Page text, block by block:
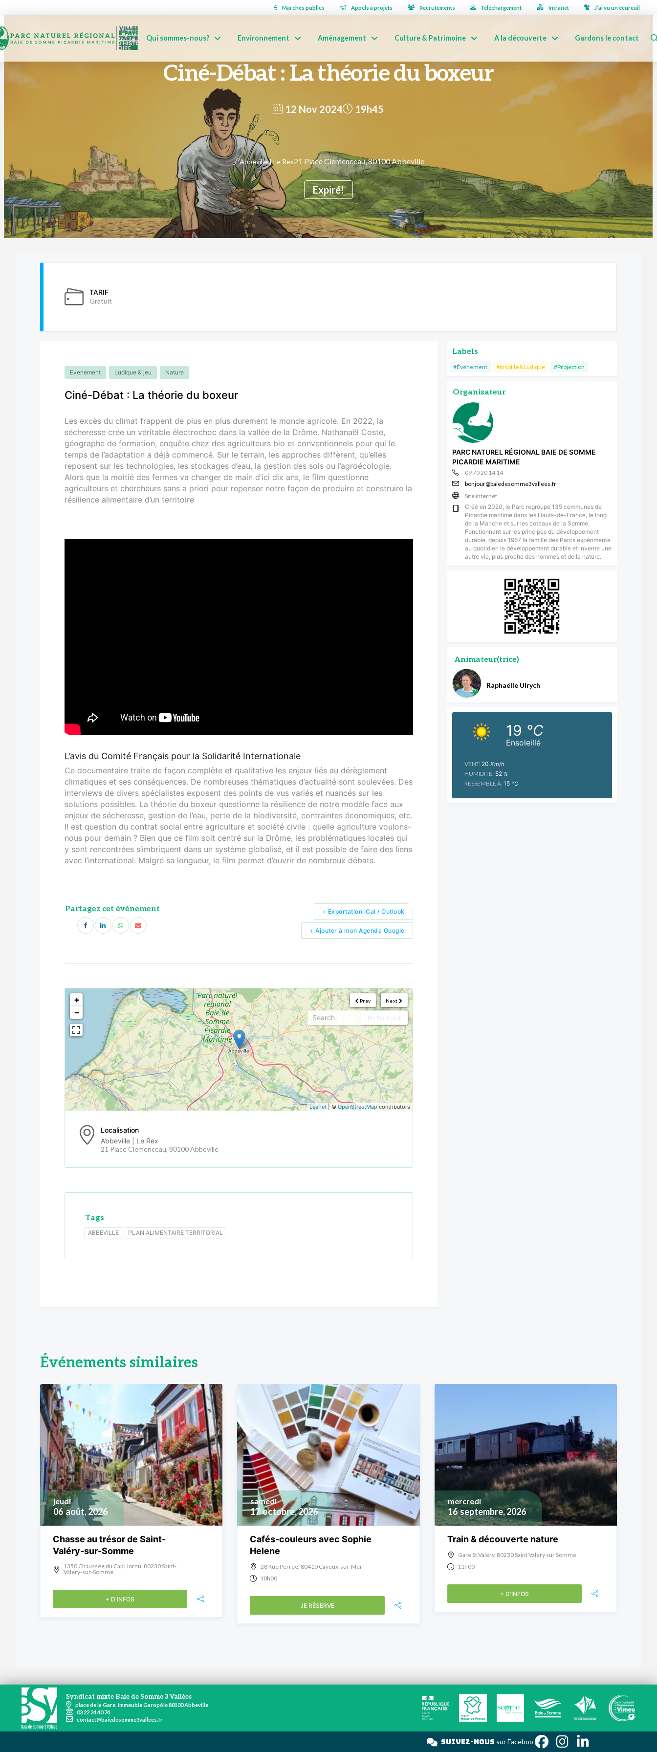
Marchés publics Appels à projets Recrutements Téléchargement Intranet J’ai vu un écureuil
Qui sommes-nous? Environnement Aménagement Culture & Patrimoine A la découverte Gardons le contact
Ciné-Débat : La théorie du boxeur
12 Nov 2024
Expiré!
19h45
Abbeville | Le Rex21 Place Clemenceau, 80100 Abbeville
TARIF
Gratuit
Evenement Ludique & jeu Nature
Ciné-Débat : La théorie du boxeur
Les excès du climat frappent de plus en plus durement le monde agricole. En 2022, la
sécheresse crée un véritable électrochoc dans la vallée de la Drôme. Nathanaël Coste,
géographe de formation, enquête chez des agriculteurs bio et conventionnels pour qui le
temps de l’adaptation a déjà commencé. Sur le terrain, les approches diffèrent, qu’elles
reposent sur les technologies, les stockages d’eau, la gestion des sols ou l’agroécologie.
Alors que la moitié des fermes va changer de main d’ici dix ans, le film questionne
agriculteurs et chercheurs sans a priori pour repenser notre façon de produire et construire la
résilience alimentaire d’un territoire
L’avis du Comité Français pour la Solidarité Internationale
Ce documentaire traite de façon complète et qualitative les enjeux liés au dérèglement
climatiques et ses conséquences. De nombreuses thématiques d’actualité sont soulevées. Des
interviews de divers spécialistes exposent des points de vus variés et nuancés sur les
solutions possibles. La théorie du boxeur questionne la résilience de notre modèle face aux
enjeux de sécheresse, gestion de l’eau, perte de la biodiversité, contraintes économiques, etc.
Il est question du contrat social entre agriculture et société civile : quelle agriculture voulons-
nous pour demain ? Bien que ce film soit centré sur la Drôme, les problématiques locales qui
y sont rencontrées s’imbriquent dans un système globalisé, et il est possible de faire des liens
avec l’international. Malgré sa longueur, le film permet d’ouvrir de nombreux débats.
Partagez cet événement
+ Ajouter à mon Agenda Google
+ Exportation iCal / Outlook
Next
Prev
My Position
<!---->
+
−
Leaflet| © OpenStreetMapcontributors
Localisation
Abbeville | Le Rex
21 Place Clemenceau, 80100 Abbeville
Tags
ABBEVILLE PLAN ALIMENTAIRE TERRITORIAL
Labels
#Événement #Insolite&Ludique #Projection
Organisateur
PARC NATUREL RÉGIONAL BAIE DE SOMME
PICARDIE MARITIME
09 70 20 14 14
bonjour@baiedesomme3vallees.fr
Site internet
Créé en 2020, le Parc regroupe 135 communes de
Picardie maritime dans les Hauts-de-France, le long
de la Manche et sur les coteaux de la Somme.
Fonctionnant sur les principes du développement
durable, depuis 1967 la famille des Parcs expérimente
au quotidien le développement durable et invente une
autre vie, plus proche des hommes et de la nature.
Animateur(trice)
Raphaëlle Ulrych
Ensoleillé
19 °C
VENT: 20 Km/h
HUMIDITÉ: 52%
RESSEMBLE À: 15°C
Événements similaires
06 août, 2026
jeudi
Chasse au trésor de Saint-
Valéry-sur-Somme
1350 Chaussée du Cap Hornu, 80230 Saint-
Valery-sur-Somme
+ D'INFOS
17 octobre, 2026
samedi
Cafés-couleurs avec Sophie
Helene
28 Rue Perrée, 80410 Cayeux-sur-Mer
10h00
JE RÉSERVE
16 septembre, 2026
mercredi
Train & découverte nature
Gare St Valéry, 80230 Saint Valery sur Somme
11h00
+ D'INFOS
Syndicat mixte Baie de Somme 3 Vallées
place de la Gare, Immeuble Garopôle 80100 Abbeville
03 22 24 40 74
contact@baiedesomme3vallees.fr
Suivez-noussur Fac